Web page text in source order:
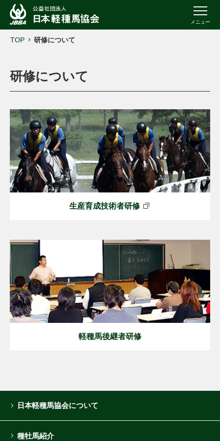
メニュー
TOP 研修について
研修について
生産育成技術者研修
軽種馬後継者研修
日本軽種馬協会について
種牡馬紹介